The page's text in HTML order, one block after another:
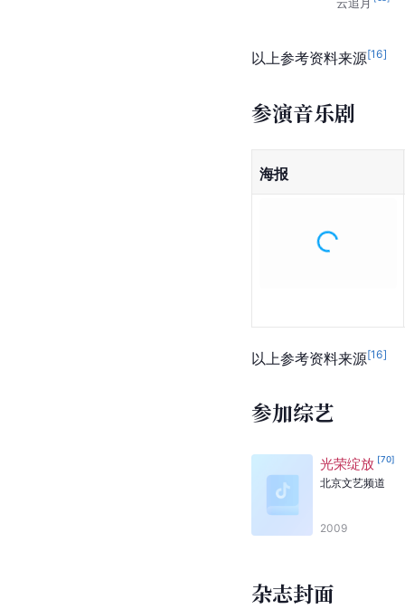
云追月
以上参考资料来源[16]
参演音乐剧
海报
以上参考资料来源[16]
参加综艺
光荣绽放 [70]
北京文艺频道
2009
杂志封面